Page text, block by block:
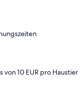
10 EUR pro Haustier